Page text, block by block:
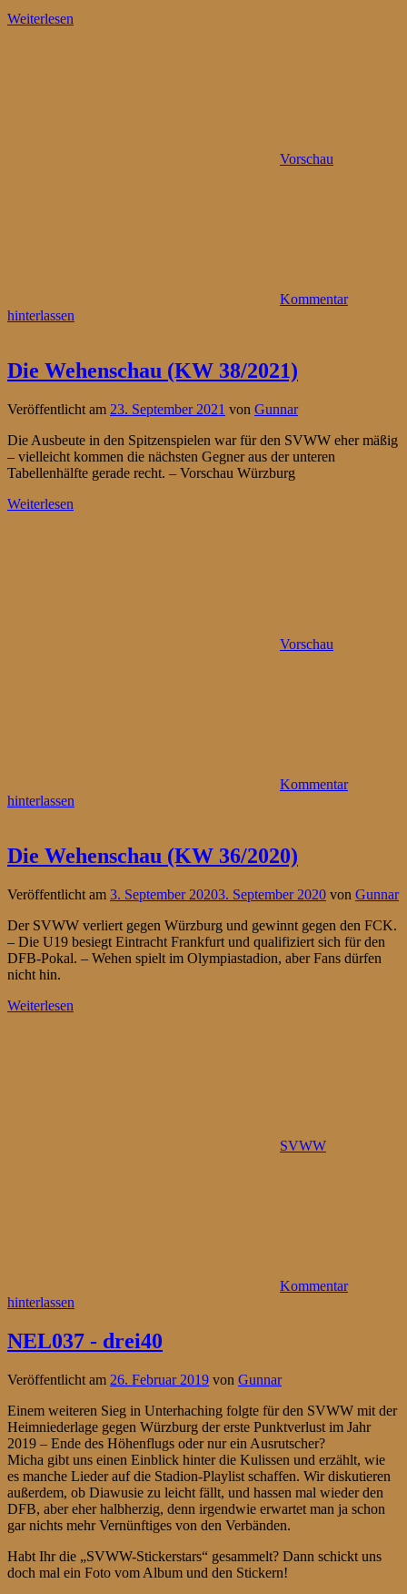
Weiterlesen
Vorschau
Kommentar
hinterlassen
Die Wehenschau (KW 38/2021)
Veröffentlicht am 23. September 2021 von Gunnar
Die Ausbeute in den Spitzenspielen war für den SVWW eher mäßig
– vielleicht kommen die nächsten Gegner aus der unteren
Tabellenhälfte gerade recht. – Vorschau Würzburg
Weiterlesen
Vorschau
Kommentar
hinterlassen
Die Wehenschau (KW 36/2020)
Veröffentlicht am 3. September 20203. September 2020 von Gunnar
Der SVWW verliert gegen Würzburg und gewinnt gegen den FCK.
– Die U19 besiegt Eintracht Frankfurt und qualifiziert sich für den
DFB-Pokal. – Wehen spielt im Olympiastadion, aber Fans dürfen
nicht hin.
Weiterlesen
SVWW
Kommentar
hinterlassen
NEL037 - drei40
Veröffentlicht am 26. Februar 2019 von Gunnar
Einem weiteren Sieg in Unterhaching folgte für den SVWW mit der
Heimniederlage gegen Würzburg der erste Punktverlust im Jahr
2019 – Ende des Höhenflugs oder nur ein Ausrutscher?
Micha gibt uns einen Einblick hinter die Kulissen und erzählt, wie
es manche Lieder auf die Stadion-Playlist schaffen. Wir diskutieren
außerdem, ob Diawusie zu leicht fällt, und hassen mal wieder den
DFB, aber eher halbherzig, denn irgendwie erwartet man ja schon
gar nichts mehr Vernünftiges von den Verbänden.
Habt Ihr die „SVWW-Stickerstars“ gesammelt? Dann schickt uns
doch mal ein Foto vom Album und den Stickern!